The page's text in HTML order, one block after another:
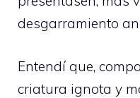
desgarramiento
Entendí que,
criatura ignota y